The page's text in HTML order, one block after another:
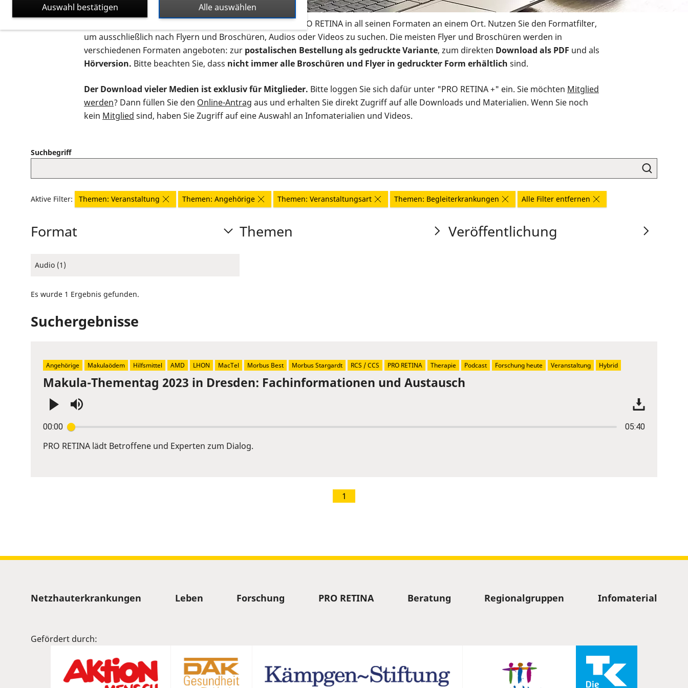
Auf dieser Seite finden Sie sämtliches Infomaterial der PRO RETINA in all seinen Formaten an einem Ort. Nutzen Sie den Formatfilter,
um ausschließlich nach Flyern und Broschüren, Audios oder Videos zu suchen. Die meisten Flyer und Broschüren werden in
verschiedenen Formaten angeboten: zur postalischen Bestellung als gedruckte Variante, zum direkten Download als PDF und als
Hörversion. Bitte beachten Sie, dass nicht immer alle Broschüren und Flyer in gedruckter Form erhältlich sind.
Der Download vieler Medien ist exklusiv für Mitglieder. Bitte loggen Sie sich dafür unter "PRO RETINA +" ein. Sie möchten Mitglied
werden? Dann füllen Sie den Online-Antrag aus und erhalten Sie direkt Zugriff auf alle Downloads und Materialien. Wenn Sie noch
kein Mitglied sind, haben Sie Zugriff auf eine Auswahl an Infomaterialien und Videos.
Suchbegriff
Aktive Filter: Themen: Veranstaltung Themen: Angehörige Themen: Veranstaltungsart Themen: Begleiterkrankungen Alle Filter entfernen
Format
Audio (1)
Themen Veröffentlichung
Es wurde 1 Ergebnis gefunden.
Suchergebnisse
Makula-Thementag 2023 in Dresden: Fachinformationen und Austausch
00:00 05:40
Enter
or
PRO RETINA lädt Betroffene und Experten zum Dialog.
Angehörige Makulaödem Hilfsmittel AMD LHON MacTel Morbus Best Morbus Stargardt RCS / CCS PRO RETINA Therapie Podcast Forschung heute Veranstaltung Hybrid
1
Sitemap
Netzhauterkrankungen Leben Forschung PRO RETINA Beratung Regionalgruppen Infomaterial
Gefördert durch:
Alle auswählen
Auswahl bestätigen